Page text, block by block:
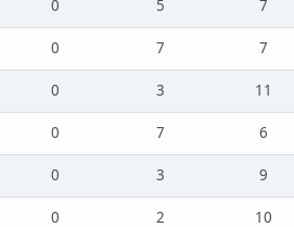
0 5
7
0 7
7
0 3
11
0 7
6
0 3
9
0 2
10